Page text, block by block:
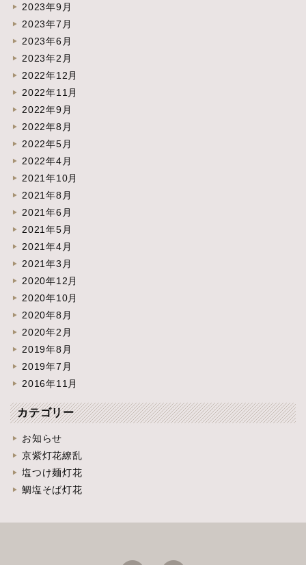
2023年9月
2023年7月
2023年6月
2023年2月
2022年12月
2022年11月
2022年9月
2022年8月
2022年5月
2022年4月
2021年10月
2021年8月
2021年6月
2021年5月
2021年4月
2021年3月
2020年12月
2020年10月
2020年8月
2020年2月
2019年8月
2019年7月
2016年11月
カテゴリー
お知らせ
京紫灯花繚乱
塩つけ麺灯花
鯛塩そば灯花